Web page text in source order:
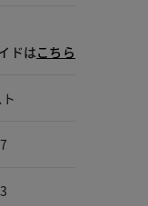
ドはこちら